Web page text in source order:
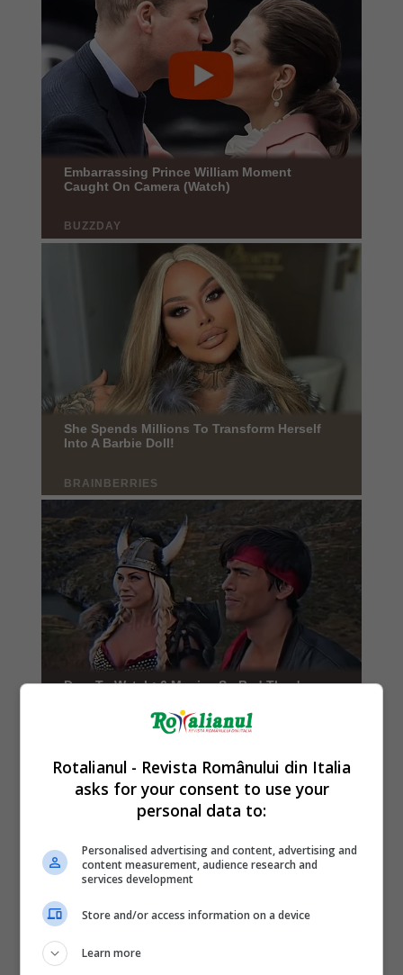
Rotalianul - Revista Românului din Italia
asks for your consent to use your
personal data to:
Personalised advertising and content, advertising and
content measurement, audience research and
services development
Store and/or access information on a device
Learn more